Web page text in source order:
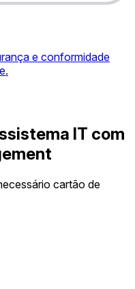
e conformidade
IT com
cartão de